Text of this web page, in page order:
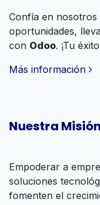
Confía en
oportunidades,
con Odoo. ¡Tu
Más información
Nuestra Misión
Empoderar a
soluciones
fomenten el